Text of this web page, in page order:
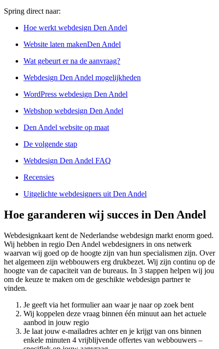
Spring direct naar:
Hoe werkt webdesign Den Andel
Website laten makenDen Andel
Wat gebeurt er na de aanvraag?
Webdesign Den Andel mogelijkheden
WordPress webdesign Den Andel
Webshop webdesign Den Andel
Den Andel website op maat
De volgende stap
Webdesign Den Andel FAQ
Recensies
Uitgelichte webdesigners uit Den Andel
Hoe garanderen wij succes in Den Andel
Webdesignkaart kent de Nederlandse webdesign markt enorm goed.
Wij hebben in regio Den Andel webdesigners in ons netwerk
waarvan wij goed op de hoogte zijn van hun specialismen zijn. Over
het algemeen zijn webbouwers erg drukbezet. Wij zijn continu op de
hoogte van de capaciteit van de bureaus. In 3 stappen helpen wij jou
om de keuze te maken om de geschikte webdesign partner te
vinden.
Je geeft via het formulier aan waar je naar op zoek bent
Wij koppelen deze vraag binnen één minuut aan het actuele
aanbod in jouw regio
Je laat jouw e-mailadres achter en je krijgt van ons binnen
enkele minuten 4 vrijblijvende offertes van webbouwers –